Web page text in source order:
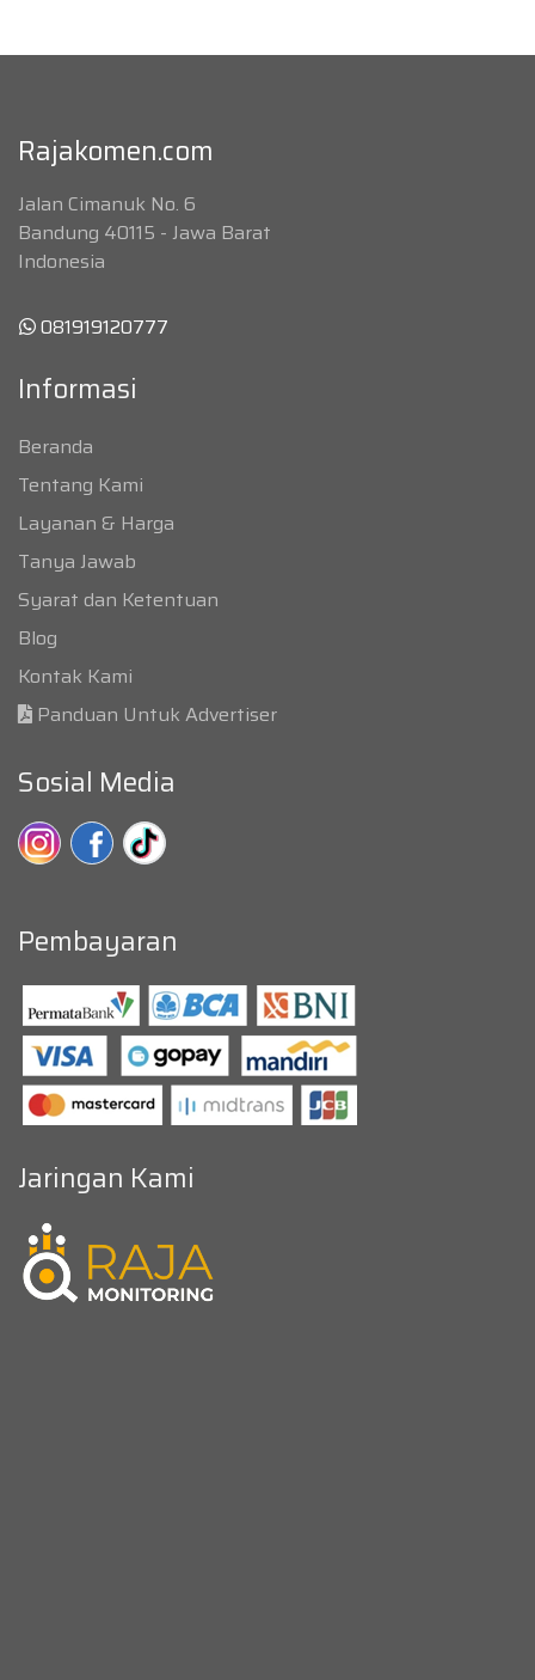
Rajakomen.com
Jalan Cimanuk No. 6
Bandung 40115 - Jawa Barat
Indonesia
081919120777
Informasi
Beranda
Tentang Kami
Layanan & Harga
Tanya Jawab
Syarat dan Ketentuan
Blog
Kontak Kami
Panduan Untuk Advertiser
Sosial Media
Pembayaran
Jaringan Kami